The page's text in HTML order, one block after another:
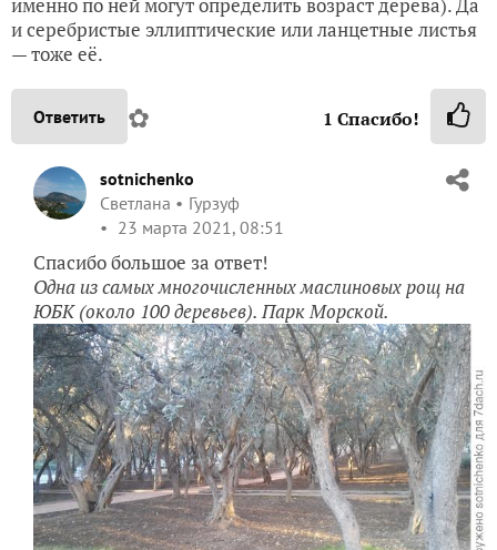
и серебристые эллиптические или ланцетные листья
— тоже её.
Ответить ✿ 1 Спасибо!
sotnichenko
Светлана
Гурзуф
23 марта 2021, 08:51
Спасибо большое за ответ!
Одна из самых многочисленных маслиновых рощ на
ЮБК (около 100 деревьев). Парк Морской.